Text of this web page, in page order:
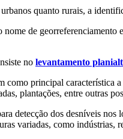
quanto rurais, a
de
no levantamento
como principal característica
plantações, entre outras
detecção dos desníveis nos
variadas, como indústrias,